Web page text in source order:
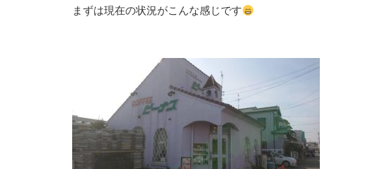
まずは現在の状況がこんな感じです